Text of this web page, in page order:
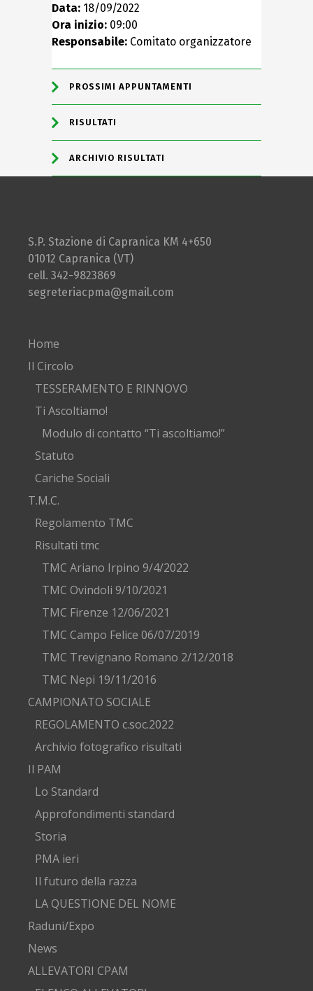
Data: 18/09/2022
Ora inizio: 09:00
Responsabile: Comitato organizzatore
PROSSIMI APPUNTAMENTI
RISULTATI
ARCHIVIO RISULTATI
S.P. Stazione di Capranica KM 4+650
01012 Capranica (VT)
cell. 342-9823869
segreteriacpma@gmail.com
Home
Il Circolo
TESSERAMENTO E RINNOVO
Ti Ascoltiamo!
Modulo di contatto “Ti ascoltiamo!”
Statuto
Cariche Sociali
T.M.C.
Regolamento TMC
Risultati tmc
TMC Ariano Irpino 9/4/2022
TMC Ovindoli 9/10/2021
TMC Firenze 12/06/2021
TMC Campo Felice 06/07/2019
TMC Trevignano Romano 2/12/2018
TMC Nepi 19/11/2016
CAMPIONATO SOCIALE
REGOLAMENTO c.soc.2022
Archivio fotografico risultati
Il PAM
Lo Standard
Approfondimenti standard
Storia
PMA ieri
Il futuro della razza
LA QUESTIONE DEL NOME
Raduni/Expo
News
ALLEVATORI CPAM